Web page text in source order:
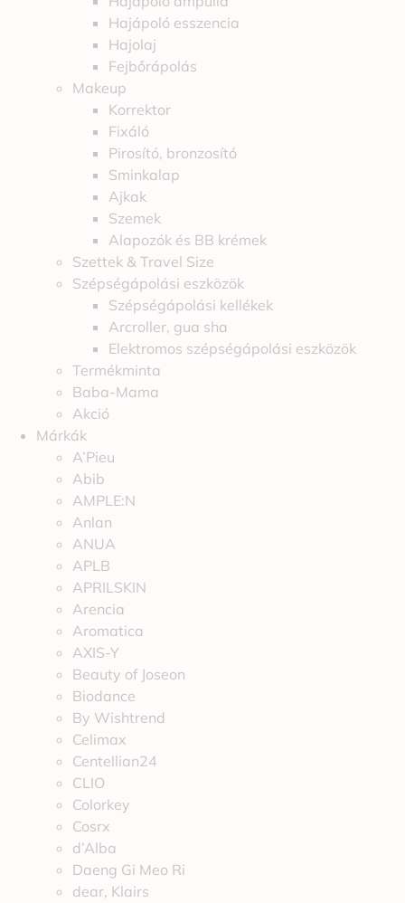
Hajápoló esszencia
Hajolaj
Fejbőrápolás
Makeup
Korrektor
Fixáló
Pirosító, bronzosító
Sminkalap
Ajkak
Szemek
Alapozók és BB krémek
Szettek & Travel Size
Szépségápolási eszközök
Szépségápolási kellékek
Arcroller, gua sha
Elektromos szépségápolási eszközök
Termékminta
Baba-Mama
Akció
Márkák
A’Pieu
Abib
AMPLE:N
Anlan
ANUA
APLB
APRILSKIN
Arencia
Aromatica
AXIS-Y
Beauty of Joseon
Biodance
By Wishtrend
Celimax
Centellian24
CLIO
Colorkey
Cosrx
d’Alba
Daeng Gi Meo Ri
dear, Klairs